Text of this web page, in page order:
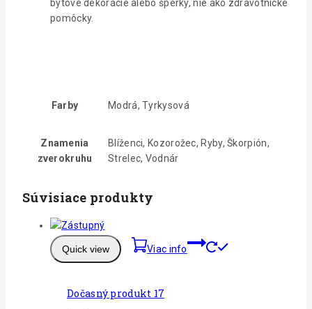
bytové dekorácie alebo šperky, nie ako zdravotnícke
pomôcky.
Farby Modrá, Tyrkysová
Znamenia
zverokruhu
Blíženci, Kozorožec, Ryby, Škorpión,
Strelec, Vodnár
Súvisiace produkty
Quick view Viac info
Dočasný produkt 17